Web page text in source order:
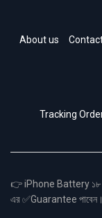
About us
Tracking
👉 iPhone Battery ১৮
এর ✅Guarantee পাবেন।